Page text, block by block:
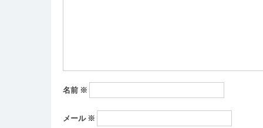
名前 ※
メール ※